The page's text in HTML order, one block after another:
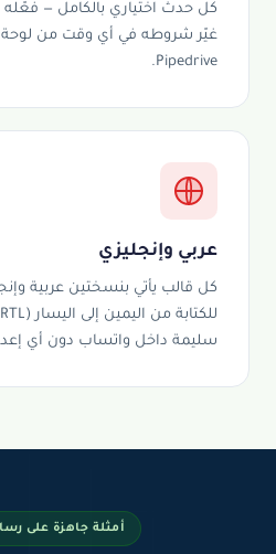
كل حدث اختياري بالكامل — فعّله
غيّر شروطه في أي وقت من
Pipedrive.
عربي وإنجليزي
كل قالب يأتي بنسختين عربية
سليمة داخل واتساب دون أي
أمثلة جاهزة على